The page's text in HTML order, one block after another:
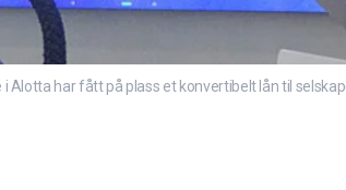
Alotta har fått på plass et konvertibelt lån til